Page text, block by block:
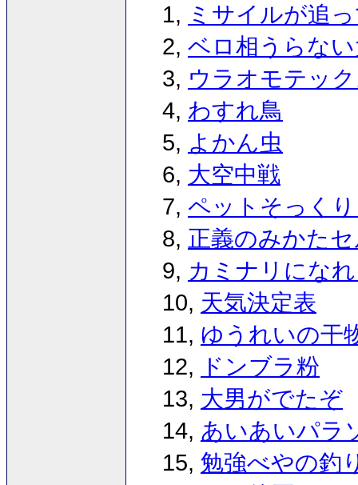
1, ミサイルが追
2, ベロ相うらな
3, ウラオモテッ
4, わすれ鳥
5, よかん虫
6, 大空中戦
7, ペットそっく
8, 正義のみかた
9, カミナリにな
10, 天気決定表
11, ゆうれいの干
12,
ドンブラ粉
13, 大男がでたぞ
14, あいあいパラ
15, 勉強べやの釣